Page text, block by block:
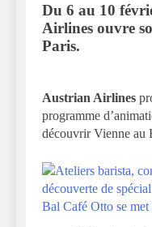
Du 6 au 10
Airlines ouvre
Paris.
Austrian Airlines
programme
découvrir Vienne au